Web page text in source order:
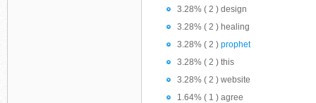
3.28% ( 2 ) design
3.28% ( 2 ) healing
3.28% ( 2 ) prophet
3.28% ( 2 ) this
3.28% ( 2 ) website
1.64% ( 1 ) agree